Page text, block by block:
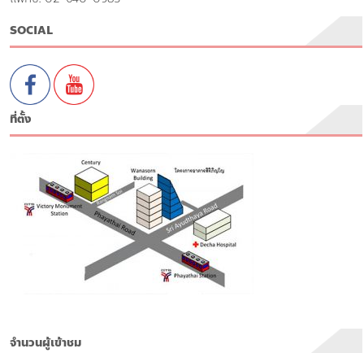
SOCIAL
ที่ตั้ง
จำนวนผู้เข้าชม